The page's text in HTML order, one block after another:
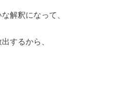
解釈になって、
するから、